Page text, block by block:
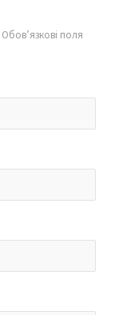
Обов’язкові поля